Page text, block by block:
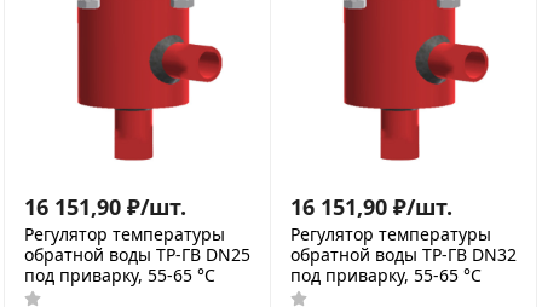
16 151,90 ₽/шт.
Регулятор температуры
обратной воды ТР-ГВ DN25
под приварку, 55-65 °C
16 151,90 ₽/шт.
Регулятор температуры
обратной воды ТР-ГВ DN32
под приварку, 55-65 °C